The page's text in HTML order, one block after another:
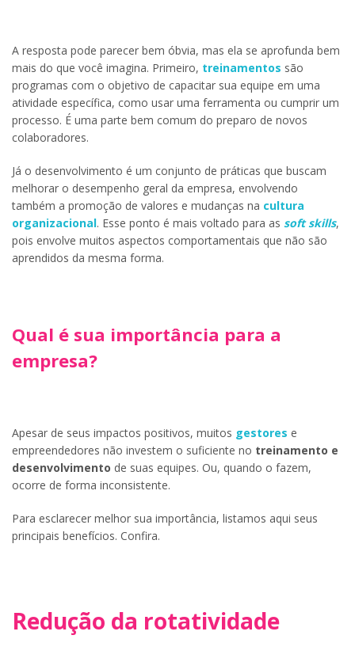
A resposta pode parecer bem óbvia, mas ela se aprofunda bem
mais do que você imagina. Primeiro, treinamentos são
programas com o objetivo de capacitar sua equipe em uma
atividade específica, como usar uma ferramenta ou cumprir um
processo. É uma parte bem comum do preparo de novos
colaboradores.
Já o desenvolvimento é um conjunto de práticas que buscam
melhorar o desempenho geral da empresa, envolvendo
também a promoção de valores e mudanças na cultura
organizacional. Esse ponto é mais voltado para as soft skills,
pois envolve muitos aspectos comportamentais que não são
aprendidos da mesma forma.
Qual é sua importância para a
empresa?
Apesar de seus impactos positivos, muitos gestores e
empreendedores não investem o suficiente no treinamento e
desenvolvimento de suas equipes. Ou, quando o fazem,
ocorre de forma inconsistente.
Para esclarecer melhor sua importância, listamos aqui seus
principais benefícios. Confira.
Redução da rotatividade